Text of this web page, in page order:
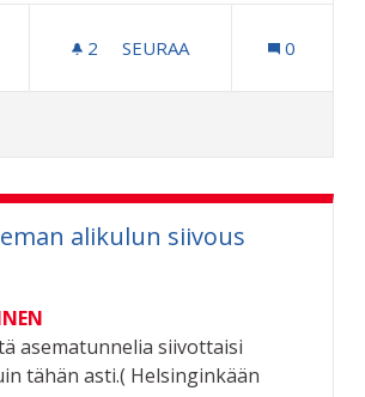
2 2 SEURAAJAA
SEURAA 0
alikulun siivous
asematunnelia siivottaisi
tähän asti.( Helsinginkään